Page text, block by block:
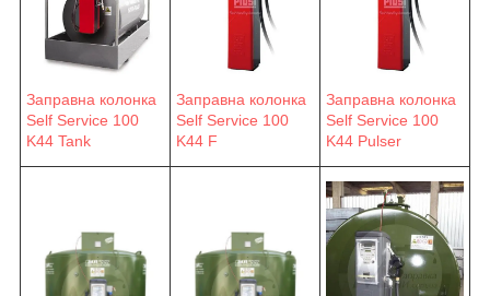
Заправна колонка
Self Service 100
K44 Tank
Заправна колонка
Self Service 100
K44 F
Заправна колонка
Self Service 100
K44 Pulser